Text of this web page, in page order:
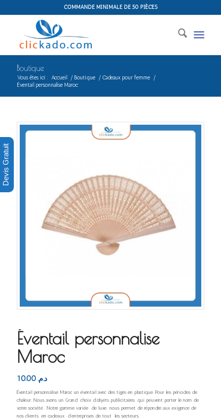
COMMANDE MINIMALE DE 50 PIÈCES
Boutique
Vous êtes ici : Accueil / Boutique / Cadeaux pour femme
/
Éventail personnalise Maroc
Éventail personnalise
Maroc
د.م. 10.00
Éventail personnalise Maroc un éventail avec des tiges en plastique. Pour les périodes de
chaleur. Nous avons un Grand choix d’objets publicitaires qui peuvent porter le nom de
votre société . Notre gamme variée de luxe nous permet de répondre aux exigence de
nos clients en cadeaux d’entreprises de tout les secteurs.
Devis Gratuit